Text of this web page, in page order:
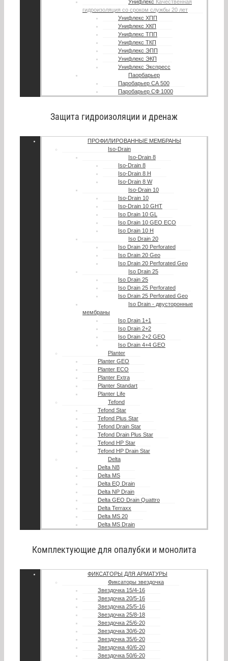
Унифлекс Качественная
гидроизоляция со сроком службы 20 лет
Унифлекс ХПП
Унифлекс ХКП
Унифлекс ТПП
Унифлекс ТКП
Унифлекс ЭПП
Унифлекс ЭКП
Унифлекс Экспресс
Паорбарьер
Паробарьер СА 500
Паробарьер СФ 1000
Защита гидроизоляции и дренаж
ПРОФИЛИРОВАННЫЕ МЕМБРАНЫ
Iso-Drain
Iso-Drain 8
Iso-Drain 8
Iso-Drain 8 Н
Iso-Drain 8 W
Iso-Drain 10
Iso-Drain 10
Iso-Drain 10 GHT
Iso Drain 10 GL
Iso Drain 10 GEO ECO
Iso Drain 10 H
Iso Drain 20
Iso Drain 20 Perforated
Iso Drain 20 Geo
Iso Drain 20 Perforated Geo
Iso Drain 25
Iso Drain 25
Iso Drain 25 Perforated
Iso Drain 25 Perforated Geo
Iso Drain - двусторонные
мембраны
Iso Drain 1+1
Iso Drain 2+2
Iso Drain 2+2 GEO
Iso Drain 4+4 GEO
Planter
Planter GEO
Planter ECO
Planter Extra
Planter Standart
Planter Life
Tefond
Tefond Star
Tefond Plus Star
Tefond Drain Star
Tefond Drain Plus Star
Tefond HP Star
Tefond HP Drain Star
Delta
Delta NB
Delta MS
Delta EQ Drain
Delta NP Drain
Delta GEO Drain Quattro
Delta Terraxx
Delta MS 20
Delta MS Drain
Комплектующие для опалубки и монолита
ФИКСАТОРЫ ДЛЯ АРМАТУРЫ
Фиксаторы звездочка
Звездочка 15/4-16
Звездочка 20/5-16
Звездочка 25/5-16
Звездочка 25/8-18
Звездочка 25/6-20
Звездочка 30/6-20
Звездочка 35/6-20
Звездочка 40/6-20
Звездочка 50/6-20